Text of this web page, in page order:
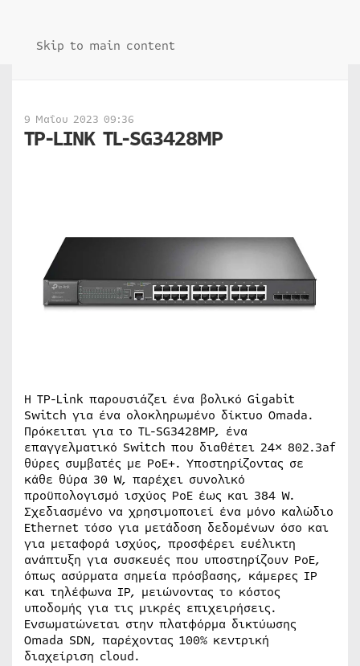
Skip to main content
9 Μαΐου 2023 09:36
TP-LINK TL-SG3428MP
Η TP-Link παρουσιάζει ένα βολικό Gigabit
Switch για ένα ολοκληρωμένο δίκτυο Omada.
Πρόκειται για το TL-SG3428MP, ένα
επαγγελματικό Switch που διαθέτει 24× 802.3af
θύρες συμβατές με PoE+. Υποστηρίζοντας σε
κάθε θύρα 30 W, παρέχει συνολικό
προϋπολογισμό ισχύος PoE έως και 384 W.
Σχεδιασμένο να χρησιμοποιεί ένα μόνο καλώδιο
Ethernet τόσο για μετάδοση δεδομένων όσο και
για μεταφορά ισχύος, προσφέρει ευέλικτη
ανάπτυξη για συσκευές που υποστηρίζουν PoE,
όπως ασύρματα σημεία πρόσβασης, κάμερες IP
και τηλέφωνα IP, μειώνοντας το κόστος
υποδομής για τις μικρές επιχειρήσεις.
Ενσωματώνεται στην πλατφόρμα δικτύωσης
Omada SDN, παρέχοντας 100% κεντρική
διαχείριση cloud.